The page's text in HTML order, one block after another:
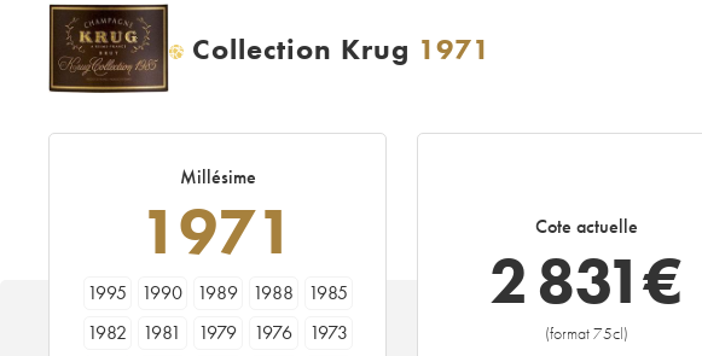
H Collection Krug 1971
Millésime
1971
1995 1990 1989 1988
1985
1982
1981 1979 1976
1973
Cote actuelle
2 831€
(format 75cl)